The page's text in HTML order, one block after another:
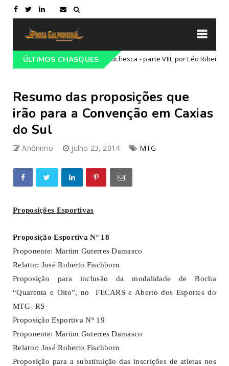
ÚLTIMOS CHASQUES
da Temática Gauchesca - parte VIII, por Léo Ribeiro
Resumo das proposições que
irão para a Convenção em Caxias
do Sul
Anônimo julho 23, 2014 MTG
Proposições Esportivas
Proposição Esportiva Nº 18
Proponente: Martim Guterres Damasco
Relator: José Roberto Fischborn
Proposição para inclusão da modalidade de Bocha
“Quarenta e Oito”, no FECARS e Aberto dos Esportes do
MTG- RS
Proposição Esportiva Nº 19
Proponente: Martim Guterres Damasco
Relator: José Roberto Fischborn
Proposição para a substituição das inscrições de atletas nos